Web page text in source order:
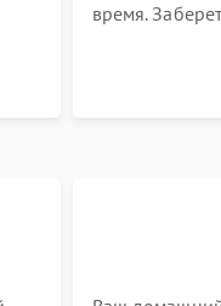
время.
привезет на